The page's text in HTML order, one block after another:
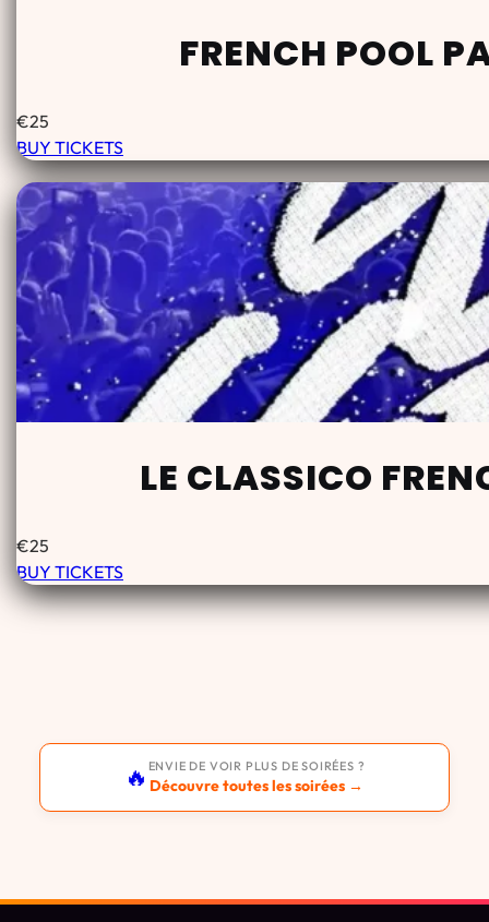
FRENCH POOL
€25
BUY TICKETS
LE CLASSICO
€25
BUY TICKETS
🔥 ENVIE DE VOIR PLUS DE SOIRÉES ?
Découvre toutes les soirées →